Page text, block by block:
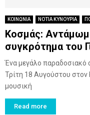
ΚΟΙΝΩΝΙΑ ΝΟΤΙΑ ΚΥΝΟΥΡΙΑ
Κοσμάς:
συγκρότημα του
Ένα μεγάλο παραδοσιακό
Τρίτη 18 Αυγούστου στον
μουσική
Read more